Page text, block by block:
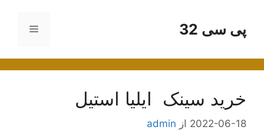
محتواپی سی 32 فهرست
خرید سینک ایلیا استیل
2022-06-18 از admin